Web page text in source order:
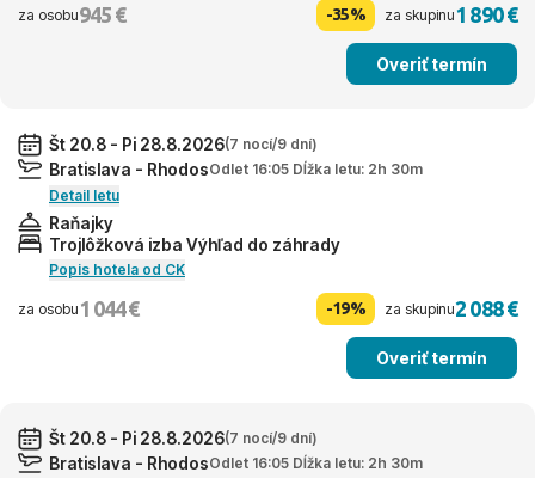
za osobu945 € -35% za skupinu1 890 €
Overiť termín
Št 20.8 - Pi 28.8.2026(7 nocí/9 dní)
Bratislava - RhodosOdlet 16:05 Dĺžka letu: 2h 30m
Detail letu
Raňajky
Trojlôžková izba Výhľad do záhrady
Popis hotela od CK
za osobu 1 044 € -19% za skupinu2 088 €
Overiť termín
Št 20.8 - Pi 28.8.2026(7 nocí/9 dní)
Bratislava - RhodosOdlet 16:05 Dĺžka letu: 2h 30m